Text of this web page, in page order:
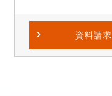
資料請求